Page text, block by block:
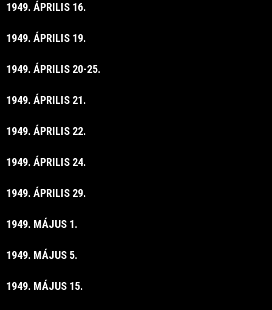
1949. ÁPRILIS 16.
1949. ÁPRILIS 19.
1949. ÁPRILIS 20-25.
1949. ÁPRILIS 21.
1949. ÁPRILIS 22.
1949. ÁPRILIS 24.
1949. ÁPRILIS 29.
1949. MÁJUS 1.
1949. MÁJUS 5.
1949. MÁJUS 15.